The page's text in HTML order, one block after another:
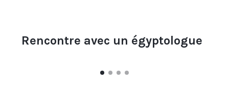
Rencontre avec un égyptologue